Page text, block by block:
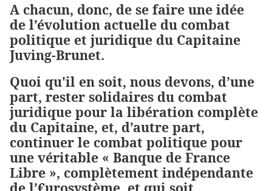
A chacun, donc, de se faire une idée
de l’évolution actuelle du combat
politique et juridique du Capitaine
Juving-Brunet.
Quoi qu'il en soit, nous devons, d’une
part, rester solidaires du combat
juridique pour la libération complète
du Capitaine, et, d’autre part,
continuer le combat politique pour
une véritable « Banque de France
Libre », complètement indépendante